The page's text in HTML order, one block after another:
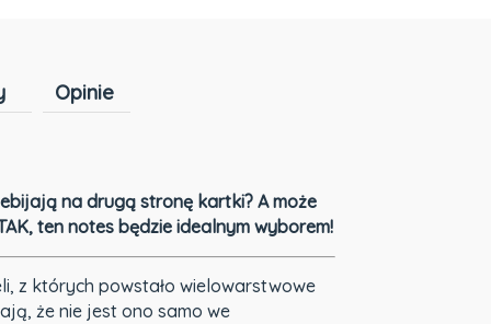
Opinie
na drugą stronę kartki? A może
ten notes będzie idealnym wyborem!
z których powstało wielowarstwowe
że nie jest ono samo we